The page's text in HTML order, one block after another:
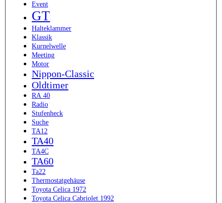
Event
GT
Halteklammer
Klassik
Kurnelwelle
Meeting
Motor
Nippon-Classic
Oldtimer
RA 40
Radio
Stufenheck
Suche
TA12
TA40
TA4C
TA60
Ta22
Thermostatgehäuse
Toyota Celica 1972
Toyota Celica Cabriolet 1992